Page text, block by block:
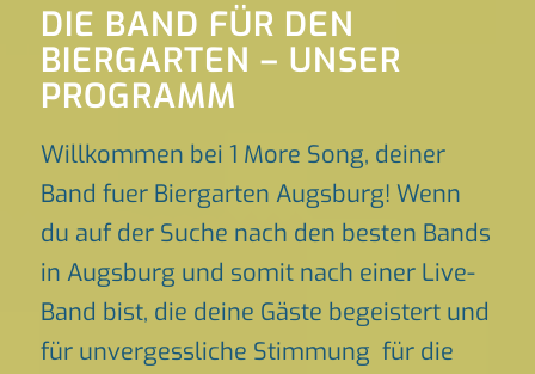
DIE BAND FÜR DEN
BIERGARTEN – UNSER
PROGRAMM
Willkommen bei 1 More Song, deiner
Band fuer Biergarten Augsburg! Wenn
du auf der Suche nach den besten Bands
in Augsburg und somit nach einer Live-
Band bist, die deine Gäste begeistert und
für unvergessliche Stimmung für die